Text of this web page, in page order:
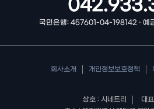
국민은행: 457601-04-198142 · 예
회사소개 개인정보보호정책
상호 : 시네트리
대